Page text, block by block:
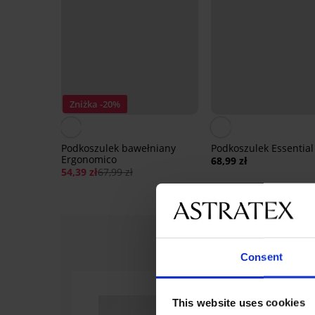
Consent
This website uses cookies
Zniżka -20%
Podkoszulek bawełniany
Ergonomico
54,39 zł67,99 zł
Podkoszulek
68,99 zł